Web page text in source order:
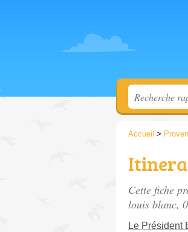
Accueil >
Cette fiche
louis blanc,
Le Président